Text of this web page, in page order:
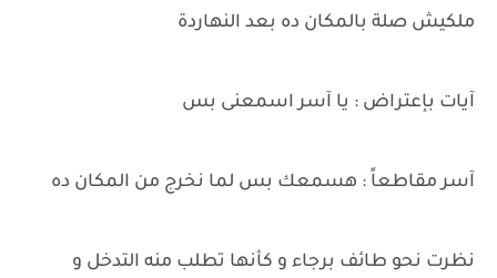
ملكيش صلة بالمكان ده بعد النهاردة
آيات بإعتراض : يا آسر اسمعنى بس
آسر مقاطعاً : هسمعك بس لما نخرج من المكان ده
نظرت نحو طائف برجاء و كأنها تطلب منه التدخل و